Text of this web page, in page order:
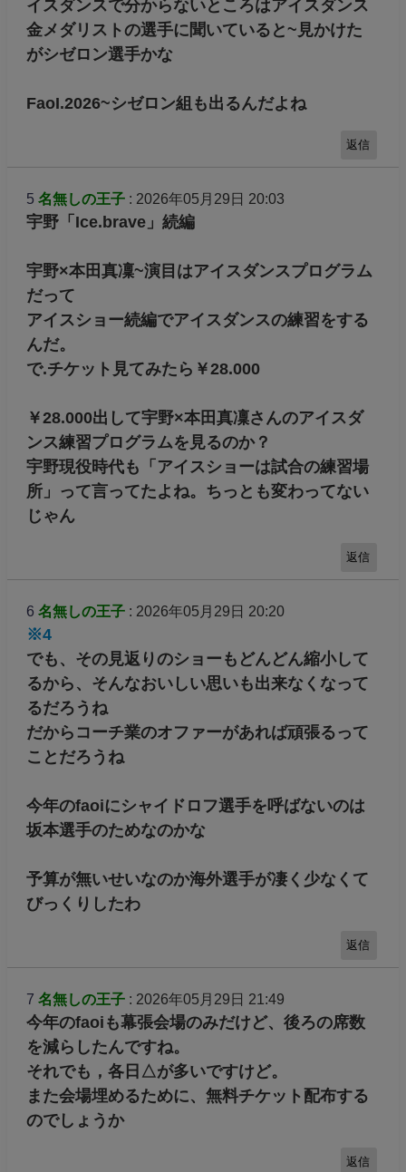
イスダンスで分からないところはアイスダンス
金メダリストの選手に聞いていると~見かけた
がシゼロン選手かな
FaoI.2026~シゼロン組も出るんだよね
返信
5 名無しの王子: 2026年05月29日 20:03
宇野「Ice.brave」続編
宇野×本田真凜~演目はアイスダンスプログラム
だって
アイスショー続編でアイスダンスの練習をする
んだ。
で.チケット見てみたら￥28.000
￥28.000出して宇野×本田真凜さんのアイスダ
ンス練習プログラムを見るのか？
宇野現役時代も「アイスショーは試合の練習場
所」って言ってたよね。ちっとも変わってない
じゃん
返信
6 名無しの王子: 2026年05月29日 20:20
※4
でも、その見返りのショーもどんどん縮小して
るから、そんなおいしい思いも出来なくなって
るだろうね
だからコーチ業のオファーがあれば頑張るって
ことだろうね
今年のfaoiにシャイドロフ選手を呼ばないのは
坂本選手のためなのかな
予算が無いせいなのか海外選手が凄く少なくて
びっくりしたわ
返信
7 名無しの王子: 2026年05月29日 21:49
今年のfaoiも幕張会場のみだけど、後ろの席数
を減らしたんですね。
それでも，各日△が多いですけど。
また会場埋めるために、無料チケット配布する
のでしょうか
返信